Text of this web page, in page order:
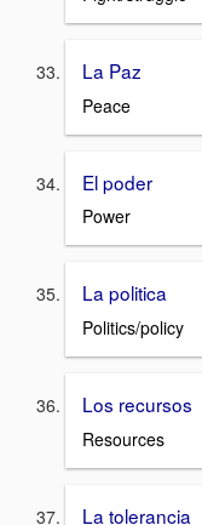
La Paz
Peace
El poder
Power
La politica
Politics/policy
Los recursos
Resources
La tolerancia